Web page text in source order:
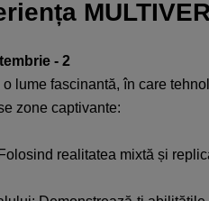
- 2
o lume fascinantă, în care
zone captivante:
Folosind realitatea mixtă și